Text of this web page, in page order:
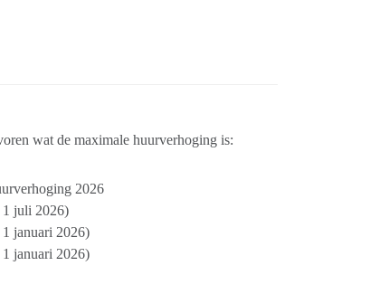
wat de maximale huurverhoging is:
2026
1 juli 2026)
januari 2026)
januari 2026)